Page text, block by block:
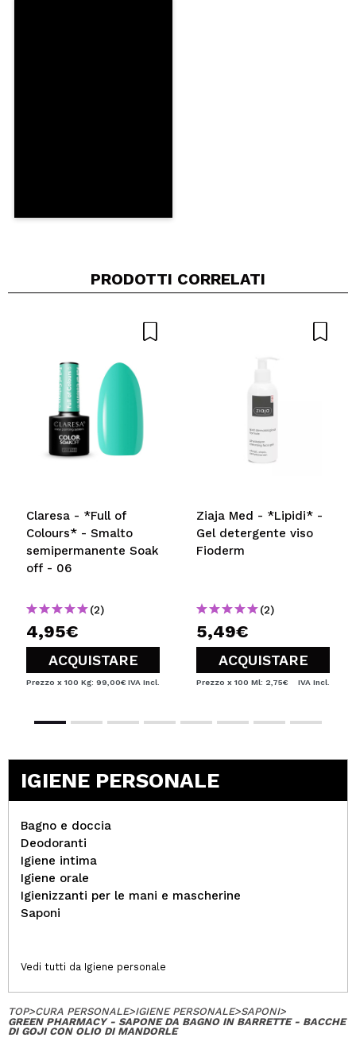
PRODOTTI CORRELATI
Claresa - *Full of
Colours* - Smalto
semipermanente Soak
off - 06
(2)
4,95€
ACQUISTARE
Prezzo x 100 Kg: 99,00€ IVA Incl.
Ziaja Med - *Lipidi* -
Gel detergente viso
Fioderm
(2)
5,49€
ACQUISTARE
Prezzo x 100 Ml: 2,75€ IVA Incl.
IGIENE PERSONALE
Bagno e doccia
Deodoranti
Igiene intima
Igiene orale
Igienizzanti per le mani e mascherine
Saponi
Vedi tutti da Igiene personale
TOP>CURA PERSONALE>IGIENE PERSONALE>SAPONI>
GREEN PHARMACY - SAPONE DA BAGNO IN BARRETTE - BACCHE
DI GOJI CON OLIO DI MANDORLE